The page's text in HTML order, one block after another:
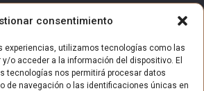
consentimiento
experiencias, utilizamos tecnologías como las
o acceder a la información del dispositivo. El
tecnologías nos permitirá procesar datos
de navegación o las identificaciones únicas en